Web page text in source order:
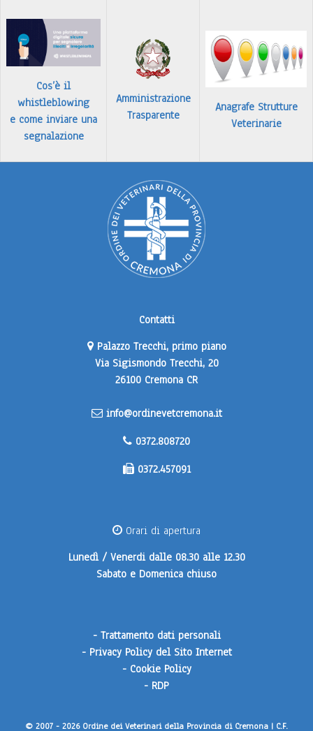
Cos’è il
whistleblowing
e come inviare una
segnalazione
Amministrazione
Trasparente
Anagrafe Strutture
Veterinarie
Contatti
Palazzo Trecchi, primo piano
Via Sigismondo Trecchi, 20
26100 Cremona CR
info@ordinevetcremona.it
0372.808720
0372.457091
Orari di apertura
Lunedì / Venerdidalle 08.30 alle 12.30
Sabato e Domenica chiuso
- Trattamento dati personali
- Privacy Policy del Sito Internet
- Cookie Policy
- RDP
© 2007 - 2026 Ordine dei Veterinari della Provincia di Cremona | C.F.